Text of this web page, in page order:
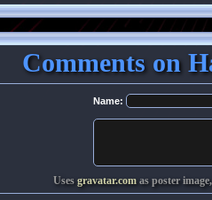
Comments on
Name:
Uses gravatar.com as poster